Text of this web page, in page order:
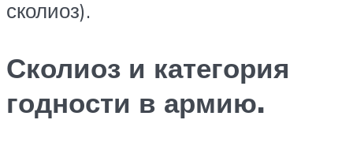
сколиоз).
Сколиоз и категория
годности в армию.